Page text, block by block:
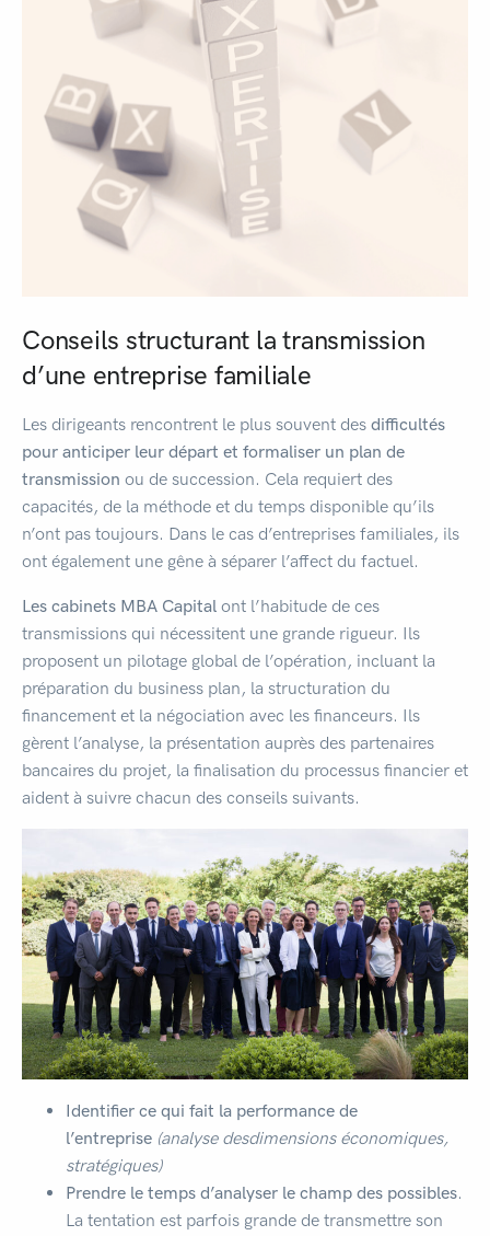
Conseils structurant la transmission
d’une entreprise familiale
Les dirigeants rencontrent le plus souvent des difficultés
pour anticiper leur départ et formaliser un plan de
transmission ou de succession. Cela requiert des
capacités, de la méthode et du temps disponible qu’ils
n’ont pas toujours. Dans le cas d’entreprises familiales, ils
ont également une gêne à séparer l’affect du factuel.
Les cabinets MBA Capital ont l’habitude de ces
transmissions qui nécessitent une grande rigueur. Ils
proposent un pilotage global de l’opération, incluant la
préparation du business plan, la structuration du
financement et la négociation avec les financeurs. Ils
gèrent l’analyse, la présentation auprès des partenaires
bancaires du projet, la finalisation du processus financier et
aident à suivre chacun des conseils suivants.
Identifier ce qui fait la performance de
l’entreprise (analyse desdimensions économiques,
stratégiques)
Prendre le temps d’analyser le champ des possibles.
La tentation est parfois grande de transmettre son